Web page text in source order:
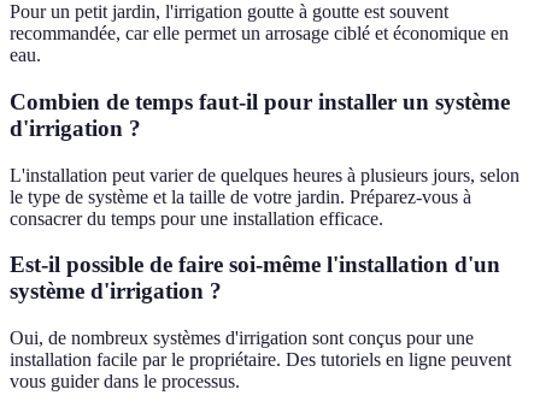
Pour un petit jardin, l'irrigation goutte à goutte est souvent
recommandée, car elle permet un arrosage ciblé et économique en
eau.
Combien de temps faut-il pour installer un système
d'irrigation ?
L'installation peut varier de quelques heures à plusieurs jours, selon
le type de système et la taille de votre jardin. Préparez-vous à
consacrer du temps pour une installation efficace.
Est-il possible de faire soi-même l'installation d'un
système d'irrigation ?
Oui, de nombreux systèmes d'irrigation sont conçus pour une
installation facile par le propriétaire. Des tutoriels en ligne peuvent
vous guider dans le processus.